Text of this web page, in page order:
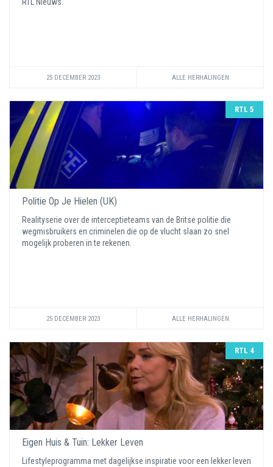
25 DECEMBER 2023 ALLE HERHALINGEN
RTL 5
Politie Op Je Hielen (UK)
Realityserie over de interceptieteams van de Britse politie die
wegmisbruikers en criminelen die op de vlucht slaan zo snel
mogelijk proberen in te rekenen.
25 DECEMBER 2023 ALLE HERHALINGEN
RTL 4
Eigen Huis & Tuin: Lekker Leven
Lifestyleprogramma met dagelijkse inspiratie voor een lekker leven